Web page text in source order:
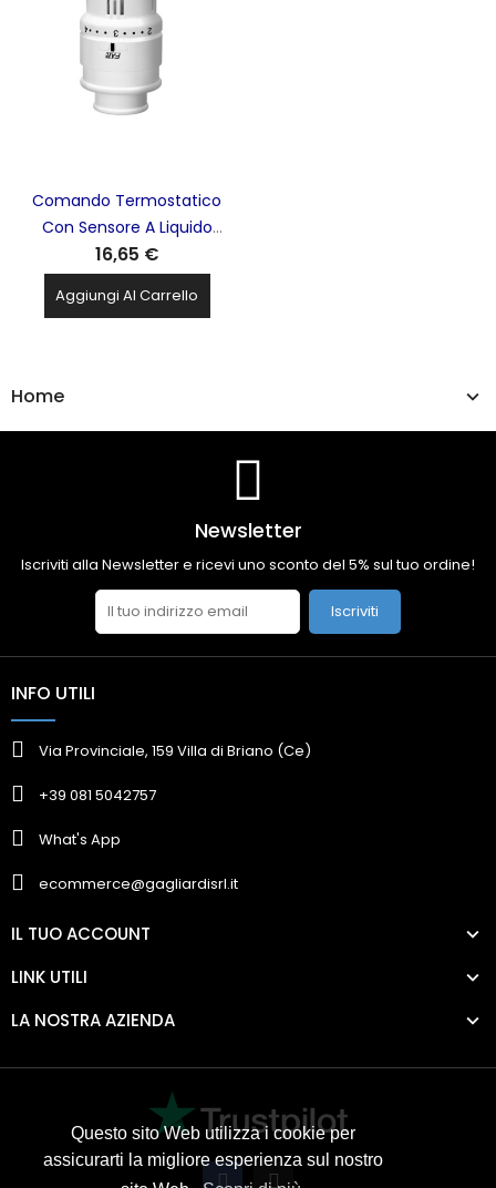
Questo sito Web utilizza i cookie per
assicurarti la migliore esperienza sul nostro
Home
Comando Termostatico
Con Sensore A Liquido
Incorporato FAR - 1828
16,65 €
Aggiungi Al Carrello
Newsletter
Iscriviti alla Newsletter e ricevi uno sconto del 5% sul tuo ordine!
Iscriviti
INFO UTILI
Via Provinciale, 159 Villa di Briano (Ce)
+39 081 5042757
What's App
ecommerce@gagliardisrl.it
IL TUO ACCOUNT
LINK UTILI
LA NOSTRA AZIENDA